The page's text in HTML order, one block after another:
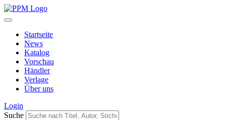
Startseite
News
Katalog
Vorschau
Händler
Verlage
Über uns
Login
Suche